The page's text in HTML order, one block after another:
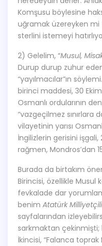
Komşusu böylesine
uğramak üzereyken
sterlini istemeyi
2) Gelelim, “Musul,
Durup durup zuhur
“yayılmacılar”ın
birinci maddesi, 30 Ekim
Osmanlı ordularının
“vazgeçilmez sınırlara
vilayetinin yarısı
İngilizlerin gerisini
rağmen, Mondros’dan
Burada da birtakım
Birincisi, özellikle Musul
fevkalade dar
benim Atatürk
sayfalarından
sarkmaktan
İkincisi, “Falanca